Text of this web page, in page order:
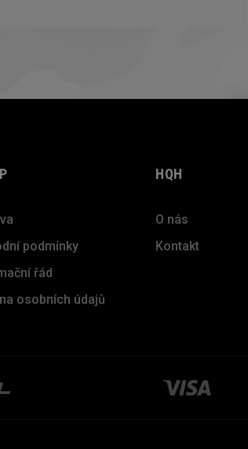
podmínky
řád
osobních údajů
HQH
O nás
Kontakt